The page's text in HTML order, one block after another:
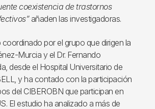
coexistencia de trastornos
añaden las investigadoras.
por el grupo que dirigen la
Murcia y el Dr. Fernando
desde el Hospital Universitario de
y ha contado con la participación
del CIBEROBN que participan en
El estudio ha analizado a más de